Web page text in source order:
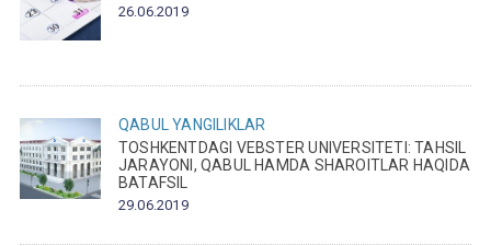
26.06.2019
QABUL
YANGILIKLAR
TOSHKENTDAGI VEBSTER UNIVERSITETI: TAHSIL
JARAYONI, QABUL HAMDA SHAROITLAR HAQIDA
BATAFSIL
29.06.2019